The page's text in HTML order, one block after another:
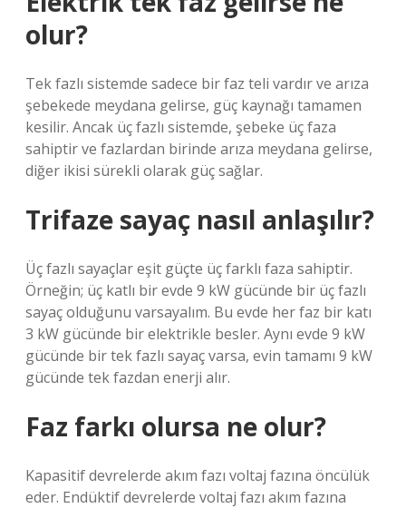
olur?
Tek fazlı sistemde sadece bir faz teli vardır ve arıza
şebekede meydana gelirse, güç kaynağı tamamen
kesilir. Ancak üç fazlı sistemde, şebeke üç faza
sahiptir ve fazlardan birinde arıza meydana gelirse,
diğer ikisi sürekli olarak güç sağlar.
Trifaze sayaç nasıl anlaşılır?
Üç fazlı sayaçlar eşit güçte üç farklı faza sahiptir.
Örneğin; üç katlı bir evde 9 kW gücünde bir üç fazlı
sayaç olduğunu varsayalım. Bu evde her faz bir katı
3 kW gücünde bir elektrikle besler. Aynı evde 9 kW
gücünde bir tek fazlı sayaç varsa, evin tamamı 9 kW
gücünde tek fazdan enerji alır.
Faz farkı olursa ne olur?
Kapasitif devrelerde akım fazı voltaj fazına öncülük
eder. Endüktif devrelerde voltaj fazı akım fazına